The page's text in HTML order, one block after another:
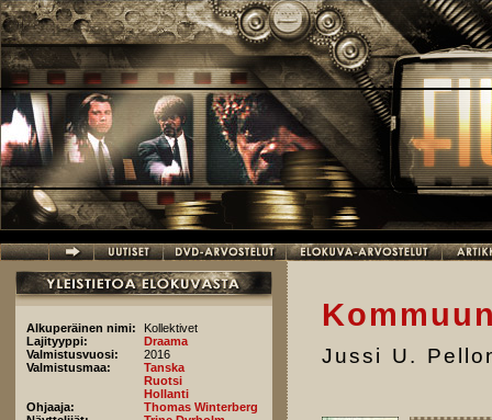
Hyppää pääsisältöön
Alkuperäinen nimi:
Kollektivet
Lajityyppi:
Draama
Valmistusvuosi:
2016
Valmistusmaa:
Tanska
Ruotsi
Hollanti
Ohjaaja:
Thomas Winterberg
Jussi U.